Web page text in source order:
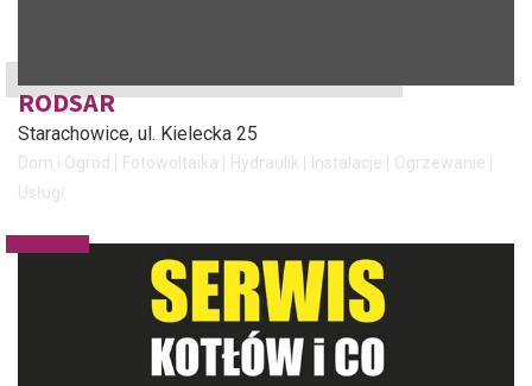
RODSAR
Starachowice, ul. Kielecka 25
Dom i Ogród Fotowoltaika Hydraulik Instalacje
Ogrzewanie
Usługi